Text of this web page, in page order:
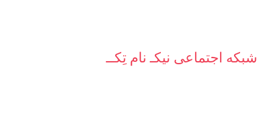
شبکه‌ اجتماعی نیکـ نام تِکــ